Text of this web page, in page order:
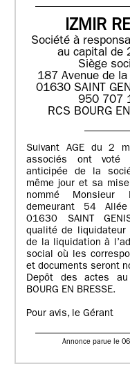
IZMIR
Société à
au capital de
Siège
187 Avenue de la
01630 SAINT
950 707
RCS BOURG
Suivant AGE du 2
associés ont voté
anticipée de la
même jour et sa
nommé Monsieur
demeurant 54
01630 SAINT
qualité de liquidateur
de la liquidation à
social où les
et documents seront
Depôt des actes
BOURG EN BRESSE.
Pour avis, le Gérant
Annonce parue le